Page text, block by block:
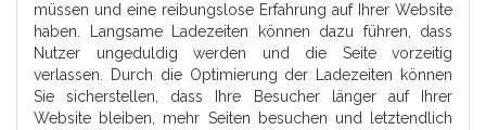
müssen und eine reibungslose Erfahrung auf Ihrer Website
haben. Langsame Ladezeiten können dazu führen, dass
Nutzer ungeduldig werden und die Seite vorzeitig
verlassen. Durch die Optimierung der Ladezeiten können
Sie sicherstellen, dass Ihre Besucher länger auf Ihrer
Website bleiben, mehr Seiten besuchen und letztendlich